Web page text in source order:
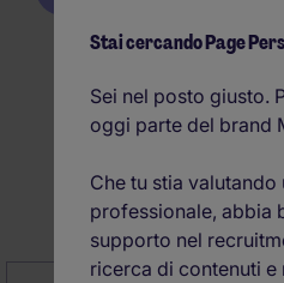
30 Offerte di
Tax Legal
Crea
Stai cercando Page
Sei nel posto giusto.
oggi parte del brand
Che tu stia valutando
professionale, abbia
supporto nel
ricerca di contenuti e